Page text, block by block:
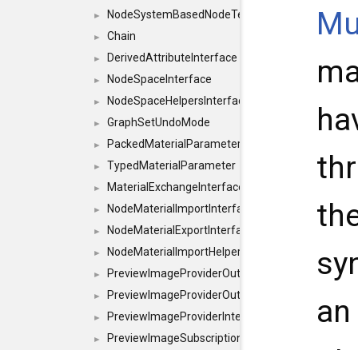
► NodeSystemBasedNodeTemplateInterface
► Chain
► DerivedAttributeInterface
► NodeSpaceInterface
► NodeSpaceHelpersInterface
► GraphSetUndoMode
► PackedMaterialParameter
► TypedMaterialParameter
► MaterialExchangeInterface
► NodeMaterialImportInterface
► NodeMaterialExportInterface
► NodeMaterialImportHelperInterface
► PreviewImageProviderOutputImage
► PreviewImageProviderOutput
► PreviewImageProviderInterface
► PreviewImageSubscriptionInterface